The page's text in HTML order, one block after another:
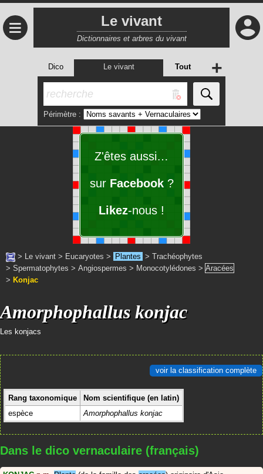
≡ Le vivant
Dictionnaires et arbres du vivant
Dico Le vivant Tout
Périmètre :
+
Z'êtes aussi…
sur Facebook?
Likez-nous !
> Le vivant > Eucaryotes > Plantes > Trachéophytes
> Spermatophytes > Angiospermes > Monocotylédones > Aracées
> Konjac
Amorphophallus konjac
Les konjacs
voir la classification complète
Rang taxonomique
Nom scientifique (en latin)
espèce
Amorphophallus konjac
Dans le dico vernaculaire (français)